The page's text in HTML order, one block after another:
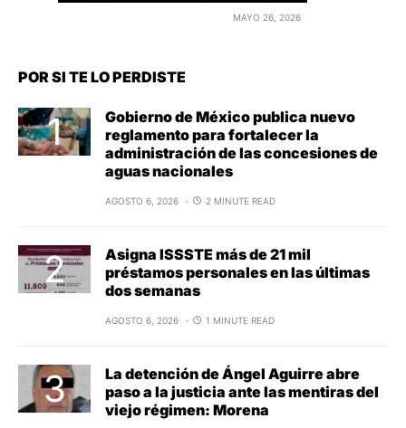
MAYO 26, 2026
POR SI TE LO PERDISTE
Gobierno de México publica nuevo
reglamento para fortalecer la
administración de las concesiones de
aguas nacionales
AGOSTO 6, 2026 2 MINUTE READ
Asigna ISSSTE más de 21 mil
préstamos personales en las últimas
dos semanas
AGOSTO 6, 2026 1 MINUTE READ
La detención de Ángel Aguirre abre
paso a la justicia ante las mentiras del
viejo régimen: Morena